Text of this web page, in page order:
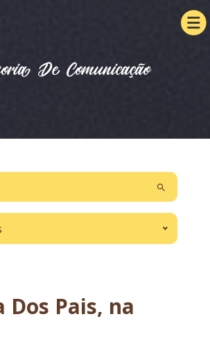
De Comunicação
Dos Pais, na